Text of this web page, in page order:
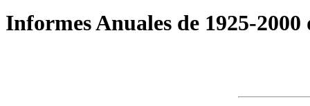
Informes Anuales de 1925-